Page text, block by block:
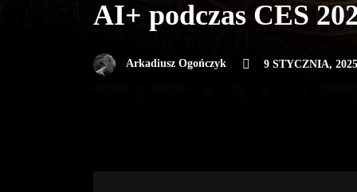
AI+ podczas CES
Arkadiusz Ogończyk 9 STYCZNIA, 2025